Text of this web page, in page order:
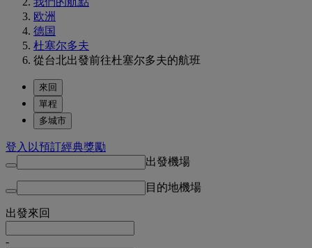
欧洲
德国
杜塞尔多夫
從台北出發前往杜塞尔多夫的航班
來回
單程
多城市
登入以預訂經典獎勵
出發機場
目的地機場
出發來回
-